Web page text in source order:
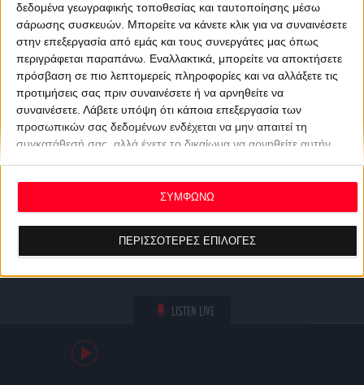
δεδομένα γεωγραφικής τοποθεσίας και ταυτοποίησης μέσω
σάρωσης συσκευών. Μπορείτε να κάνετε κλικ για να συναινέσετε
στην επεξεργασία από εμάς και τους συνεργάτες μας όπως
περιγράφεται παραπάνω. Εναλλακτικά, μπορείτε να αποκτήσετε
πρόσβαση σε πιο λεπτομερείς πληροφορίες και να αλλάξετε τις
προτιμήσεις σας πριν συναινέσετε ή να αρνηθείτε να
συναινέσετε. Λάβετε υπόψη ότι κάποια επεξεργασία των
προσωπικών σας δεδομένων ενδέχεται να μην απαιτεί τη
συγκατάθεσή σας, αλλά έχετε το δικαίωμα να αρνηθείτε αυτήν
ανακαλέσετε τη συγκατάθεσή σας ανά πάσα στιγμή
επιστρέφοντας σε αυτόν τον ιστότοπο και κάνοντας κλικ στο
κουμπί "Απορρήτου" στο κάτω μέρος της ιστοσελίδας.
ΠΕΡΙΣΣΟΤΕΡΕΣ ΕΠΙΛΟΓΕΣ
ΣΥΜΦΩΝΩ
LISTEN LIVE